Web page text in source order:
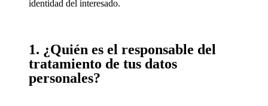
identidad del interesado.
1. ¿Quién es el responsable del
tratamiento de tus datos
personales?